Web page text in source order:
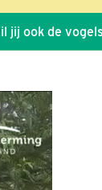
de vogels